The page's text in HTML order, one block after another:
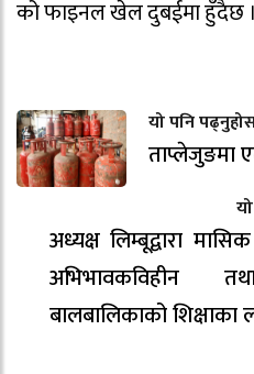
को फाइनल खेल दुबईमा हुँदैछ ।
यो पनि
ताप्लेजुङमा
अध्यक्ष लिम्बूद्वारा
अभिभावकविहीन
बालबालिकाको शिक्षाका